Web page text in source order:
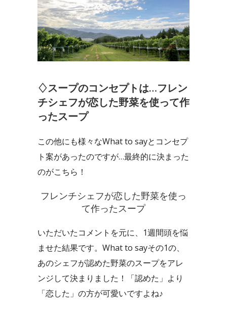
♢スープのコンセプトは…フレン
チシェフが恋した野菜を使って作
ったスープ
この他にも様々なWhat to sayとコンセプ
ト案があったのですが…最終的に決まった
のがこちら！
フレンチシェフが恋した野菜を使っ
て作ったスープ
いただいたコメントを元に、1週間頭を悩
ませた結果です。What to sayその1の、
あのシェフが認めた野菜のスープをアレ
ンジして決まりました！
「認めた」より
「恋した」の方が可愛いですよね♪